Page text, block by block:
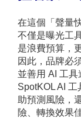
在這個「聲量
不僅是曝光工
是浪費預算，
因此，品牌必
並善用 AI 工
SpotKOL AI
助預測風險，
險、轉換效果